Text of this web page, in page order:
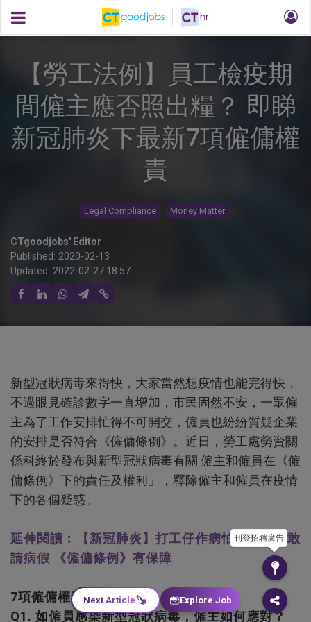
【勞工法例】員工檢疫期
間僱主應否照出糧？ 即睇
新冠肺炎下最新7項僱傭權
責
Legal Compliance Money Matter
CTgoodjobs' Editor
Published: 2020-02-13
Updated: 2022-02-27 18:57
新型冠狀病毒來得快，大家當然想疫情也能完得快，
不過眼見確診數字一直增加，市民固然不安，一眾僱
主為了工作安排忙得不可開交，僱員也紛紛質疑企業
的安排是否符合《僱傭條例》。近日，勞工處勞資關
係科終於發布與新型冠狀病毒有關 僱主和僱員在《僱
傭條例》下的責任及權利」，釋除僱主和僱員在疫情
下的各個疑惑。
延伸閱讀︰【新冠肺炎】打工仔作病怕被歧視不敢
請病假 《僱傭條例》有保障
7項僱傭權責Q&As
Q1. 如僱員感染新型冠狀病毒，僱主如何應對？
刊登招聘廣告
Next Article Explore Job